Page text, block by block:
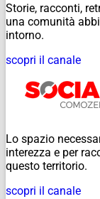
Storie, racconti,
una comunità
intorno.
scopri il canale
Lo spazio
interezza e per
questo territorio.
scopri il canale